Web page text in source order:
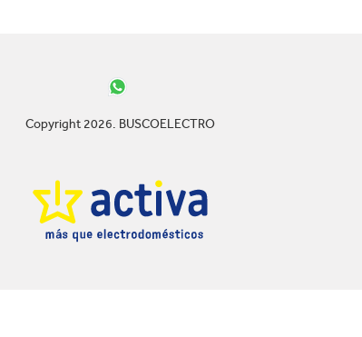
Copyright 2026. BUSCOELECTRO